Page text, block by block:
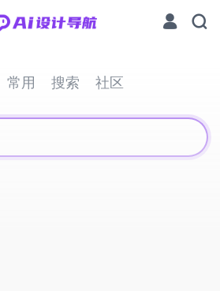
常用 搜索 社区